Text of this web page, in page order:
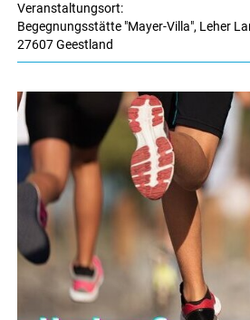
Veranstaltungsort:
Begegnungsstätte "Mayer-Villa", Leher
27607 Geestland